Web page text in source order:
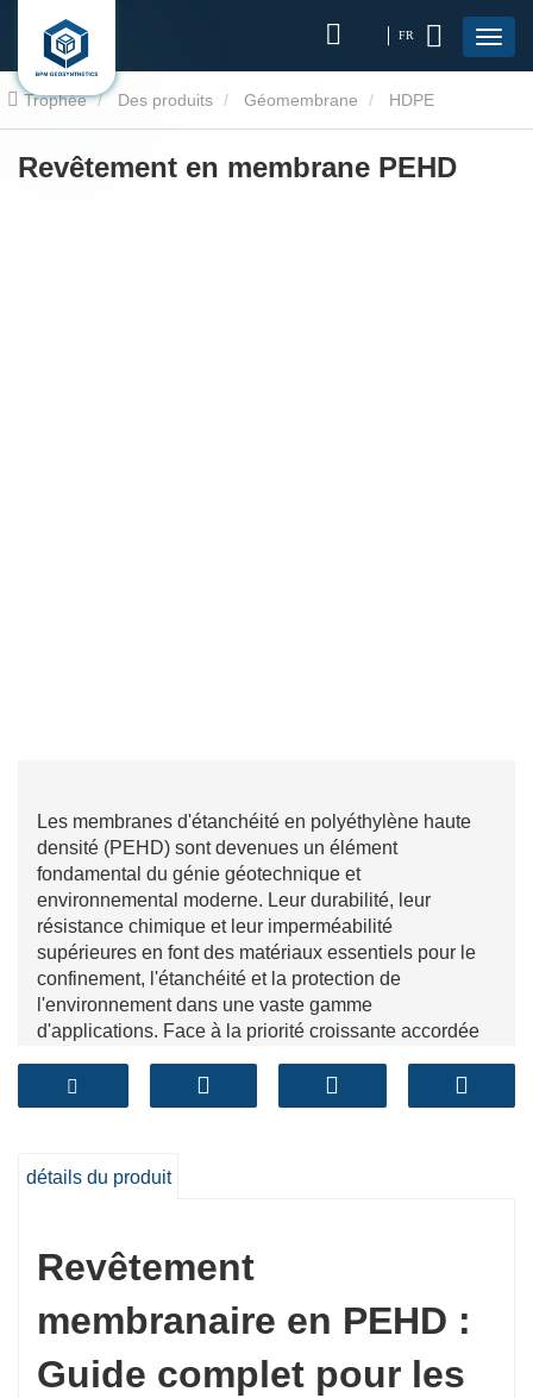
FR
Trophée Des produits Géomembrane HDPE
géomembranaire Revêtement en membrane PEHD
Revêtement en membrane PEHD
Les membranes d'étanchéité en polyéthylène haute
densité (PEHD) sont devenues un élément
fondamental du génie géotechnique et
environnemental moderne. Leur durabilité, leur
résistance chimique et leur imperméabilité
supérieures en font des matériaux essentiels pour le
confinement, l'étanchéité et la protection de
l'environnement dans une vaste gamme
d'applications. Face à la priorité croissante accordée
durable et à la maîtrise des déchets, la demande en
membranes d'étanchéité en PEHD ne cesse de
détails du produit
Revêtement
membranaire en PEHD :
Guide complet pour les